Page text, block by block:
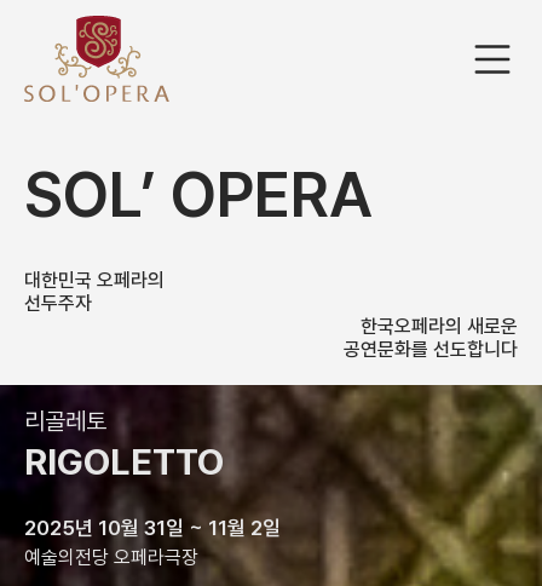
SOL’ OPERA
대한민국 오페라의
선두주자
한국오페라의 새로운
공연문화를 선도합니다
리골레토
RIGOLETTO
2025년 10월 31일 ~ 11월 2일
예술의전당 오페라극장